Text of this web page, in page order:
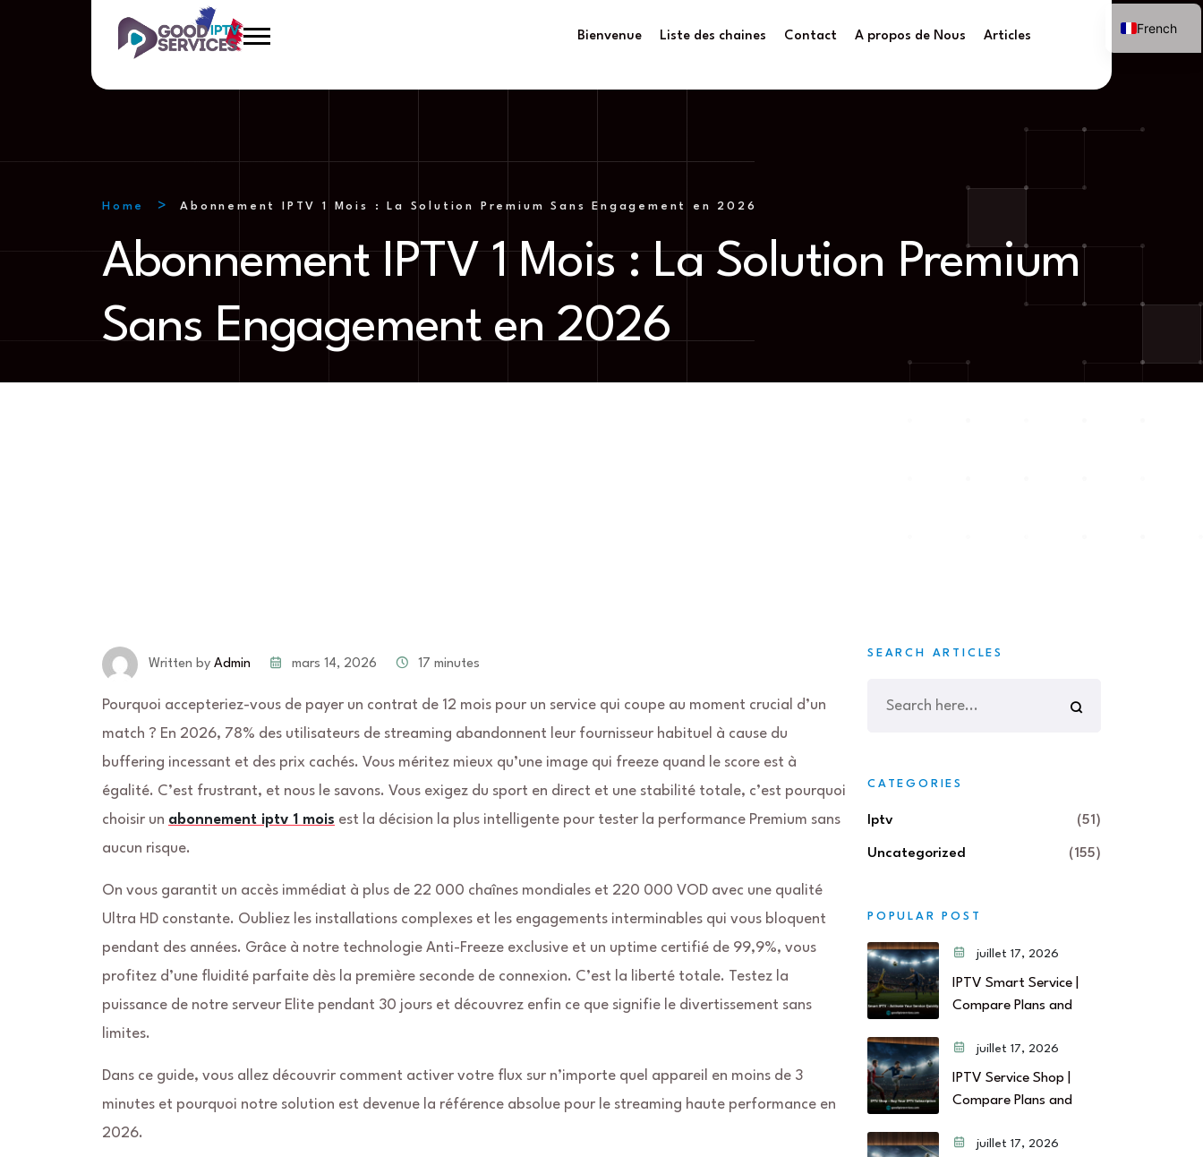
Bienvenue Liste des chaines Contact A propos de Nous Articles
Home Abonnement IPTV 1 Mois : La Solution Premium Sans Engagement en 2026
Abonnement IPTV 1 Mois : La Solution Premium
Sans Engagement en 2026
Written by Admin mars 14, 2026 17 minutes
Pourquoi accepteriez-vous de payer un contrat de 12 mois pour un service qui coupe au moment crucial d’un
match ? En 2026, 78% des utilisateurs de streaming abandonnent leur fournisseur habituel à cause du
buffering incessant et des prix cachés. Vous méritez mieux qu’une image qui freeze quand le score est à
égalité. C’est frustrant, et nous le savons. Vous exigez du sport en direct et une stabilité totale, c’est pourquoi
choisir un abonnement iptv 1 mois est la décision la plus intelligente pour tester la performance Premium sans
aucun risque.
On vous garantit un accès immédiat à plus de 22 000 chaînes mondiales et 220 000 VOD avec une qualité
Ultra HD constante. Oubliez les installations complexes et les engagements interminables qui vous bloquent
pendant des années. Grâce à notre technologie Anti-Freeze exclusive et un uptime certifié de 99,9%, vous
profitez d’une fluidité parfaite dès la première seconde de connexion. C’est la liberté totale. Testez la
puissance de notre serveur Elite pendant 30 jours et découvrez enfin ce que signifie le divertissement sans
limites.
Dans ce guide, vous allez découvrir comment activer votre flux sur n’importe quel appareil en moins de 3
minutes et pourquoi notre solution est devenue la référence absolue pour le streaming haute performance en
2026.
SEARCH ARTICLES
CATEGORIES
Iptv (51)
Uncategorized (155)
POPULAR POST
juillet 17, 2026
IPTV Smart Service |
Compare Plans and
juillet 17, 2026
IPTV Service Shop |
Compare Plans and
juillet 17, 2026
French